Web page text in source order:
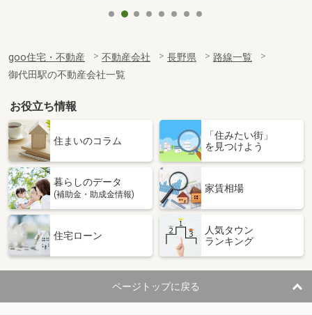
goo住宅・不動産 不動産会社 長野県
路線一覧
御代田駅の不動産会社一覧
お役立ち情報
住まいのコラム
「住みたい街」
を見つけよう
暮らしのデータ
(補助金・助成金情報)
家賃相場
住宅ローン
人気タウン
ランキング
ページトップに戻る